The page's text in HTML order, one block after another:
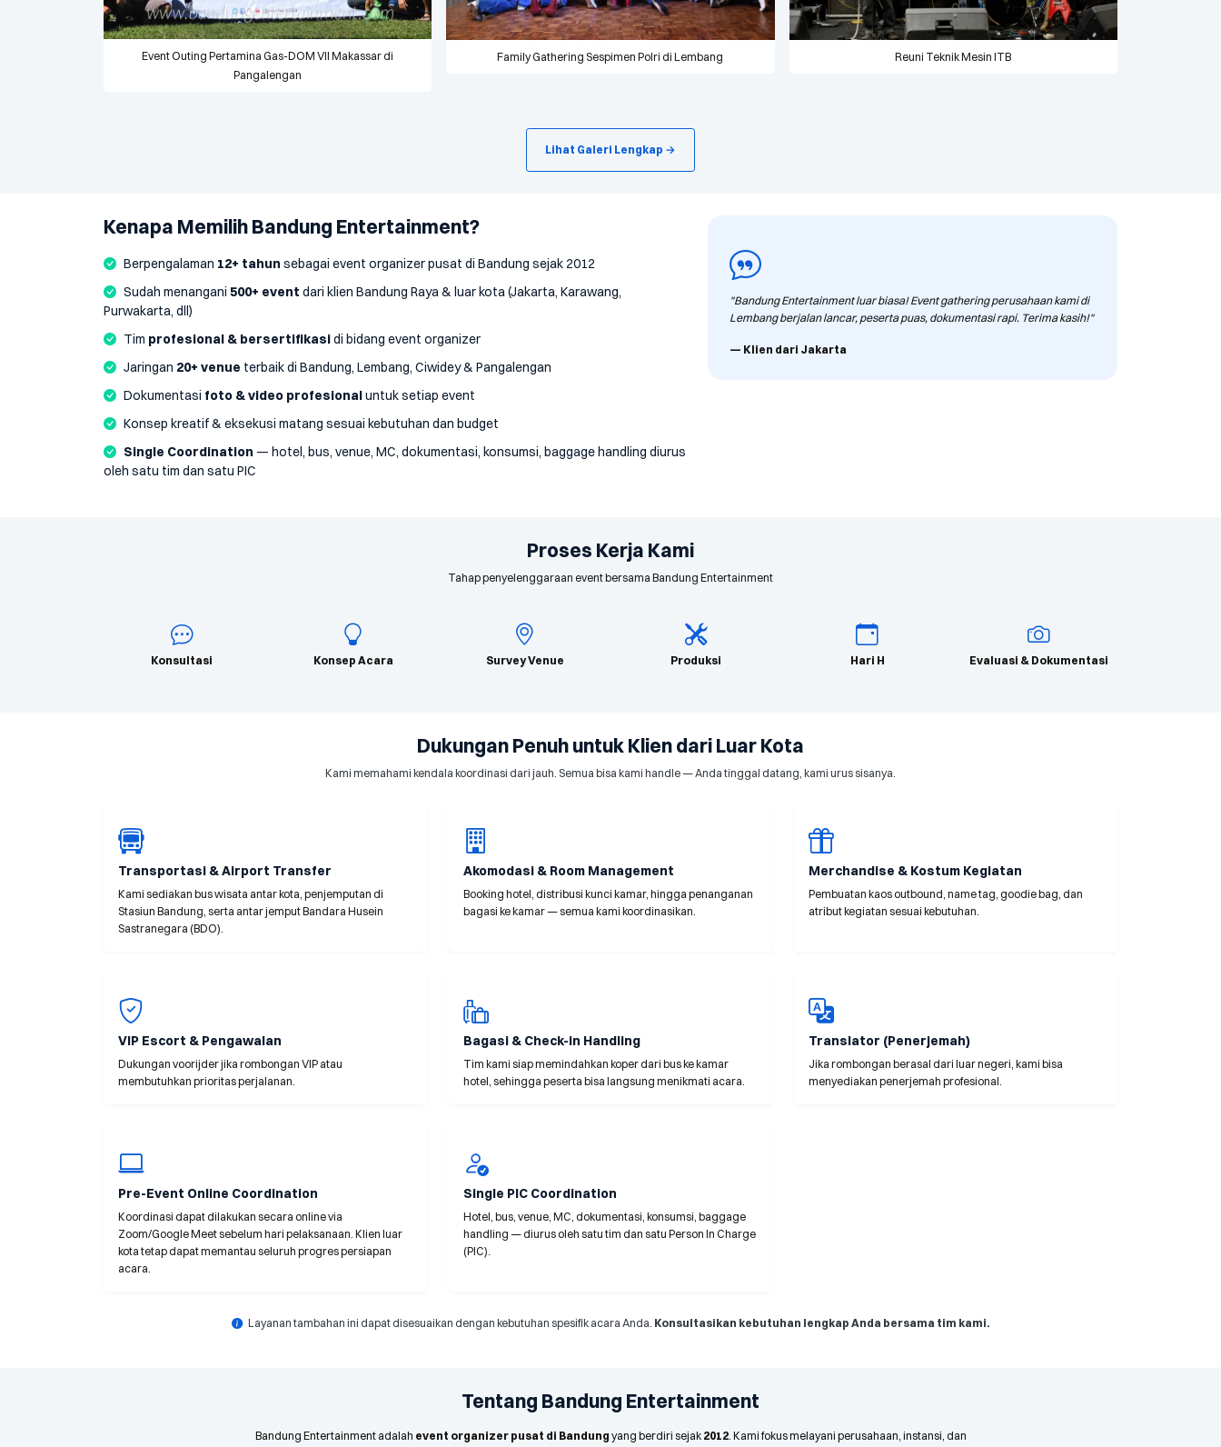
Event Outing Pertamina Gas-DOM VII Makassar di
Pangalengan
Family Gathering Sespimen Polri di Lembang Reuni Teknik Mesin ITB
Lihat Galeri Lengkap →
Kenapa Memilih Bandung Entertainment?
Berpengalaman 12+ tahun sebagai event organizer pusat di Bandung sejak 2012
Sudah menangani 500+ event dari klien Bandung Raya & luar kota (Jakarta, Karawang,
Purwakarta, dll)
Tim profesional & bersertifikasidi bidang event organizer
Jaringan 20+ venue terbaik di Bandung, Lembang, Ciwidey & Pangalengan
Dokumentasi foto & video profesionaluntuk setiap event
Konsep kreatif & eksekusi matang sesuai kebutuhan dan budget
Single Coordination — hotel, bus, venue, MC, dokumentasi, konsumsi, baggage handling diurus
oleh satu tim dan satu PIC
"Bandung Entertainment luar biasa! Event gathering perusahaan kami di
Lembang berjalan lancar, peserta puas, dokumentasi rapi. Terima kasih!"
— Klien dari Jakarta
Proses Kerja Kami
Tahap penyelenggaraan event bersama Bandung Entertainment
Konsultasi Konsep Acara Survey Venue Produksi Hari H Evaluasi & Dokumentasi
Dukungan Penuh untuk Klien dari Luar Kota
Kami memahami kendala koordinasi dari jauh. Semua bisa kami handle — Anda tinggal datang, kami urus sisanya.
Transportasi & Airport Transfer
Kami sediakan bus wisata antar kota, penjemputan di
Stasiun Bandung, serta antar jemput Bandara Husein
Sastranegara (BDO).
Akomodasi & Room Management
Booking hotel, distribusi kunci kamar, hingga penanganan
bagasi ke kamar — semua kami koordinasikan.
Merchandise & Kostum Kegiatan
Pembuatan kaos outbound, name tag, goodie bag, dan
atribut kegiatan sesuai kebutuhan.
VIP Escort & Pengawalan
Dukungan voorijder jika rombongan VIP atau
membutuhkan prioritas perjalanan.
Bagasi & Check-in Handling
Tim kami siap memindahkan koper dari bus ke kamar
hotel, sehingga peserta bisa langsung menikmati acara.
Translator (Penerjemah)
Jika rombongan berasal dari luar negeri, kami bisa
menyediakan penerjemah profesional.
Pre-Event Online Coordination
Koordinasi dapat dilakukan secara online via
Zoom/Google Meet sebelum hari pelaksanaan. Klien luar
kota tetap dapat memantau seluruh progres persiapan
acara.
Single PIC Coordination
Hotel, bus, venue, MC, dokumentasi, konsumsi, baggage
handling — diurus oleh satu tim dan satu Person In Charge
(PIC).
Layanan tambahan ini dapat disesuaikan dengan kebutuhan spesifik acara Anda. Konsultasikan kebutuhan lengkap Anda bersama tim kami.
Tentang Bandung Entertainment
Bandung Entertainment adalah event organizer pusat di Bandung yang berdiri sejak 2012. Kami fokus melayani perusahaan, instansi, dan